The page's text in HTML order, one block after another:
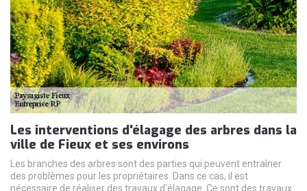
Les interventions d'élagage des arbres dans la
ville de Fieux et ses environs
Les branches des arbres sont des parties qui peuvent entraîner
des problèmes pour les propriétaires. Dans ce cas, il est
nécessaire de réaliser des travaux d'élagage. Ce sont des travaux